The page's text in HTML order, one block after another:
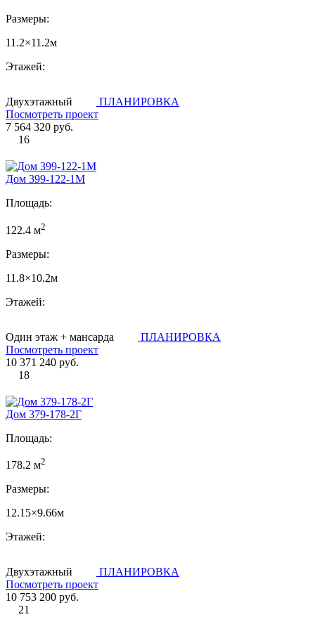
Размеры:
11.2×11.2м
Этажей:
Двухэтажный
ПЛАНИРОВКА
Посмотреть проект
7 564 320 руб.
16
Дом 399-122-1М
Площадь:
122.4 м2
Размеры:
11.8×10.2м
Этажей:
Один этаж + мансарда
ПЛАНИРОВКА
Посмотреть проект
10 371 240 руб.
18
Дом 379-178-2Г
Площадь:
178.2 м2
Размеры:
12.15×9.66м
Этажей:
Двухэтажный
ПЛАНИРОВКА
Посмотреть проект
10 753 200 руб.
21